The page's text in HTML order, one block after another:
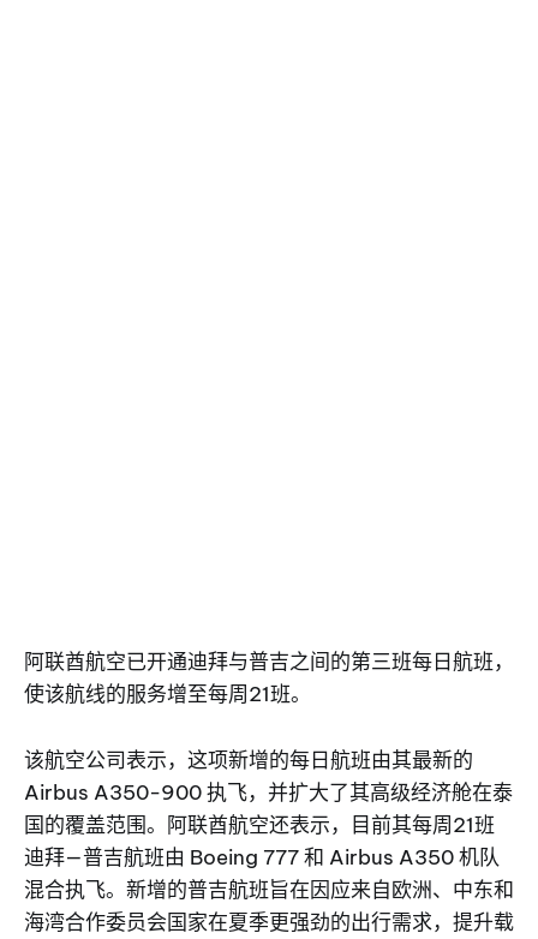
阿联酋航空已开通迪拜与普吉之间的第三班每日航班，
使该航线的服务增至每周21班。
该航空公司表示，这项新增的每日航班由其最新的
Airbus A350-900 执飞，并扩大了其高级经济舱在泰
国的覆盖范围。阿联酋航空还表示，目前其每周21班
迪拜—普吉航班由 Boeing 777 和 Airbus A350 机队
混合执飞。新增的普吉航班旨在因应来自欧洲、中东和
海湾合作委员会国家在夏季更强劲的出行需求，提升载